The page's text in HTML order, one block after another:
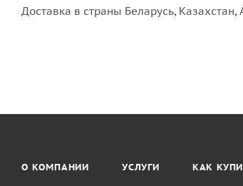
Доставка в страны Беларусь,
О КОМПАНИИ УСЛУГИ КАК